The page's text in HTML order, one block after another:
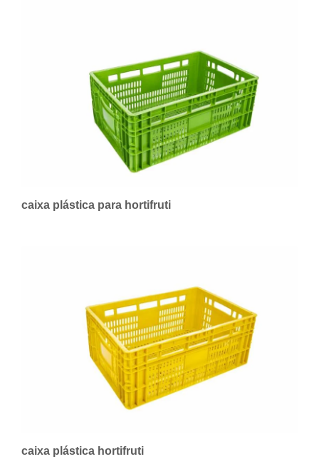
caixa plástica para hortifruti
caixa plástica hortifruti